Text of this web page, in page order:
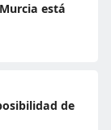
está
de